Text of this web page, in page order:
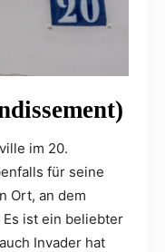
im 20.
für seine
Ort, an dem
ist ein beliebter
Invader hat